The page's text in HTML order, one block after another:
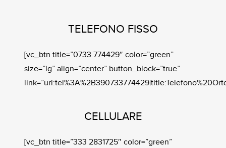
TELEFONO FISSO
[vc_btn title=”0733 774429″ color=”green”
size=”lg” align=”center” button_block=”true”
CELLULARE
[vc_btn title=”333 2831725″ color=”green”